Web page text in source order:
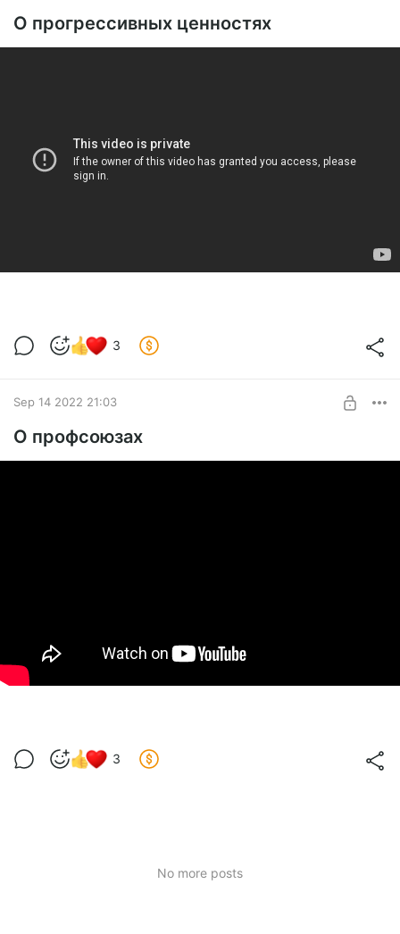
О прогрессивных ценностях
3
Sep 14 2022 21:03
О профсоюзах
3
No more posts